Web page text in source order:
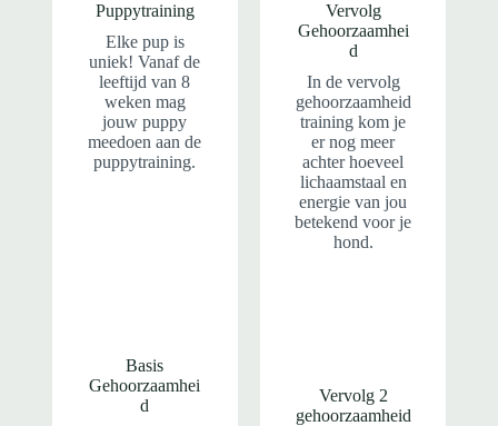
Puppytraining
Elke pup is
uniek! Vanaf de
leeftijd van 8
weken mag
jouw puppy
meedoen aan de
puppytraining.
Basis
Gehoorzaamhei
d
Vervolg
Gehoorzaamhei
d
In de vervolg
gehoorzaamheid
training kom je
er nog meer
achter hoeveel
lichaamstaal en
energie van jou
betekend voor je
hond.
Vervolg 2
gehoorzaamheid